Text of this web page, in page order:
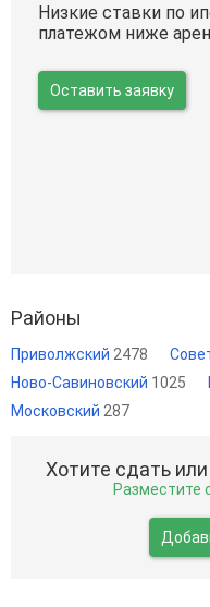
Низкие ставки по
платежом ниже
Оставить заявку
Районы
Приволжский 2478
Ново-Савиновский 1025
Московский 287
Хотите сдать
Разместите